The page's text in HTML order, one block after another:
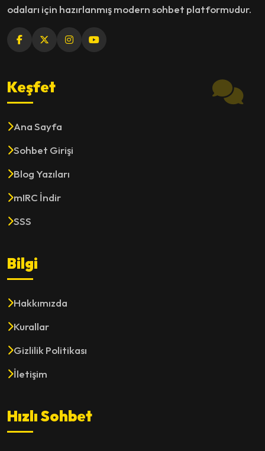
odaları için hazırlanmış modern sohbet platformudur.
Keşfet
Ana Sayfa
Sohbet Girişi
Blog Yazıları
mIRC İndir
SSS
Bilgi
Hakkımızda
Kurallar
Gizlilik Politikası
İletişim
Hızlı Sohbet